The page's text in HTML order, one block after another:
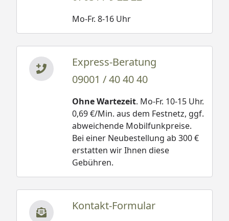
Mo-Fr. 8-16 Uhr
Express-Beratung
09001 / 40 40 40
Ohne Wartezeit. Mo-Fr. 10-15 Uhr.
0,69 €/Min. aus dem Festnetz, ggf.
abweichende Mobilfunkpreise.
Bei einer Neubestellung ab 300 €
erstatten wir Ihnen diese
Gebühren.
Kontakt-Formular